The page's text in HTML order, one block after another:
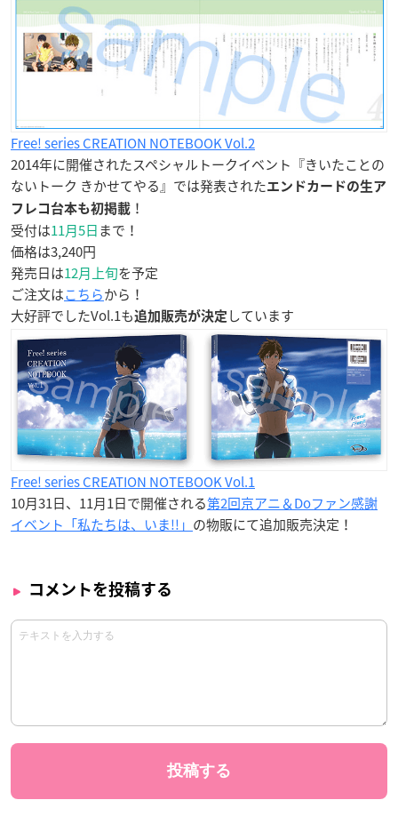
Free! series CREATION NOTEBOOK Vol.2
2014年に開催されたスペシャルトークイベント『きいたことの
ないトーク きかせてやる』では発表された エンドカードの生ア
フレコ台本も初掲載 ！
受付は11月5日まで！
価格は3,240円
発売日は12月上旬を予定
ご注文はこちらから！
大好評でしたVol.1も追加販売が決定 しています
Free! series CREATION NOTEBOOK Vol.1
10月31日、11月1日で開催される第2回京アニ＆Doファン感謝
イベント「私たちは、いま!!」 の物販にて追加販売決定！
コメントを投稿する